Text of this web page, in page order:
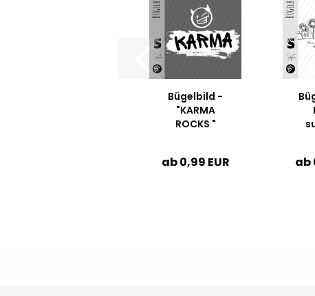
Bügelbild -
"KARMA
ROCKS "
ab 0,99 EUR ab